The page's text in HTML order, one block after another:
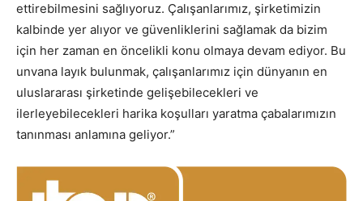
ettirebilmesini sağlıyoruz. Çalışanlarımız, şirketimizin
kalbinde yer alıyor ve güvenliklerini sağlamak da bizim
için her zaman en öncelikli konu olmaya devam ediyor. Bu
unvana layık bulunmak, çalışanlarımız için dünyanın en
uluslararası şirketinde gelişebilecekleri ve
ilerleyebilecekleri harika koşulları yaratma çabalarımızın
tanınması anlamına geliyor.”